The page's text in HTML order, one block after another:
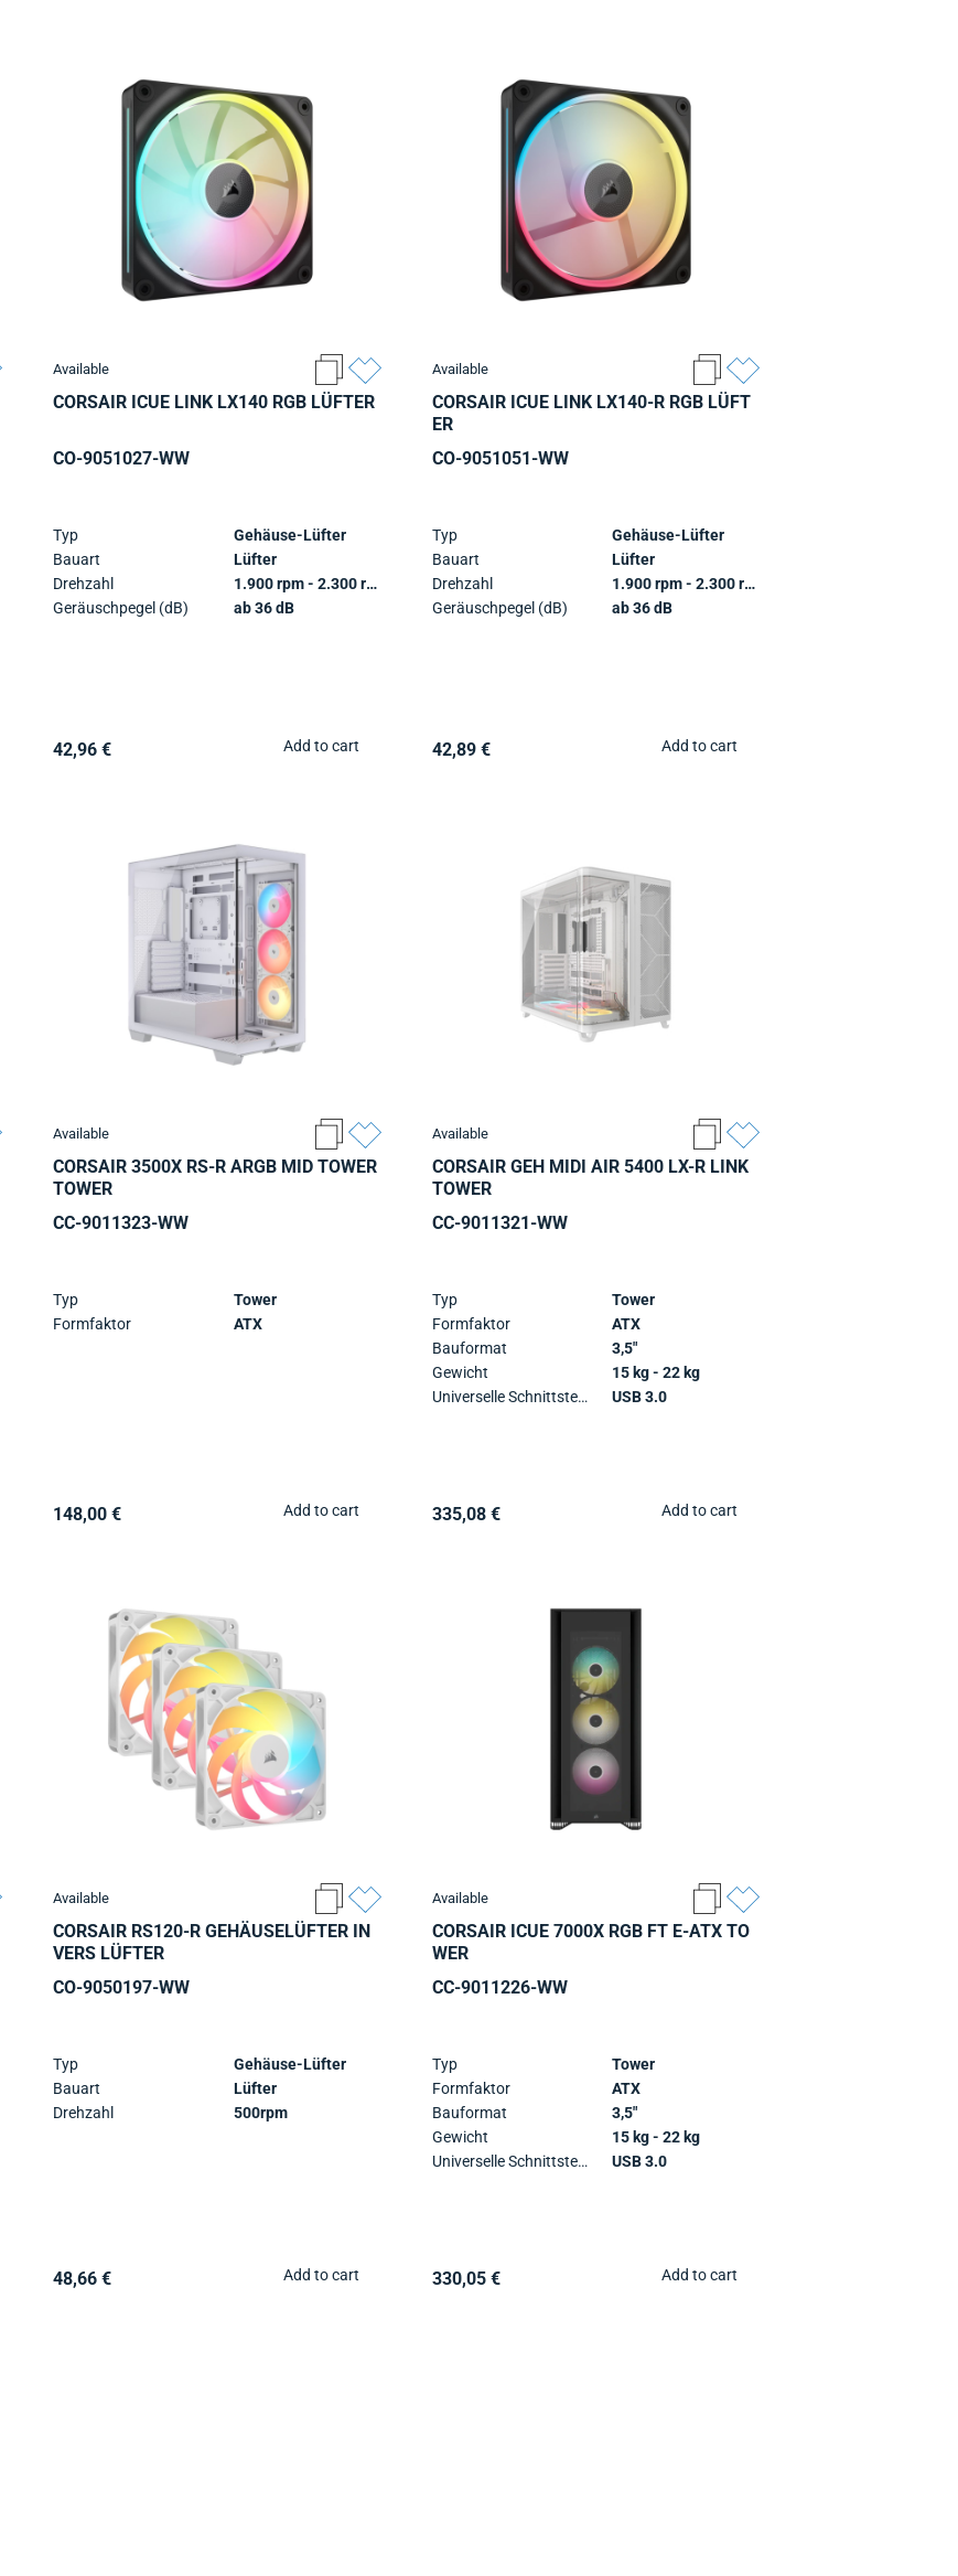
Available
CORSAIR ICUE LINK LX140 RGB LÜFTER
CO-9051027-WW
Typ
Bauart
Drehzahl
Geräuschpegel (dB)
Gehäuse-Lüfter
Lüfter
1.900 rpm - 2.300 rpm
ab 36 dB
42,96 € Add to cart
Available
CORSAIR ICUE LINK LX140-R RGB LÜFT
ER
CO-9051051-WW
Typ
Bauart
Drehzahl
Geräuschpegel (dB)
Gehäuse-Lüfter
Lüfter
1.900 rpm - 2.300 rpm
ab 36 dB
42,89 € Add to cart
Available
CORSAIR 3500X RS-R ARGB MID TOWER
TOWER
CC-9011323-WW
Typ
Formfaktor
Tower
ATX
148,00 € Add to cart
Available
CORSAIR GEH MIDI AIR 5400 LX-R LINK
TOWER
CC-9011321-WW
Typ
Formfaktor
Bauformat
Gewicht
Universelle Schnittstellen
Tower
ATX
3,5"
15 kg - 22 kg
USB 3.0
335,08 € Add to cart
Available
CORSAIR RS120-R GEHÄUSELÜFTER IN
VERS LÜFTER
CO-9050197-WW
Typ
Bauart
Drehzahl
Gehäuse-Lüfter
Lüfter
500rpm
48,66 € Add to cart
Available
CORSAIR ICUE 7000X RGB FT E-ATX TO
WER
CC-9011226-WW
Typ
Formfaktor
Bauformat
Gewicht
Universelle Schnittstellen
Tower
ATX
3,5"
15 kg - 22 kg
USB 3.0
330,05 € Add to cart